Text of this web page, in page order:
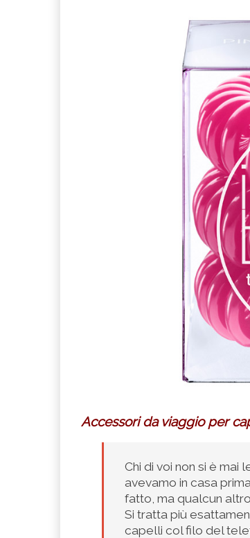
Accessori da viaggio per
Chi di voi non si è
avevamo in casa
fatto, ma qualcun
Si tratta più
capelli col filo del